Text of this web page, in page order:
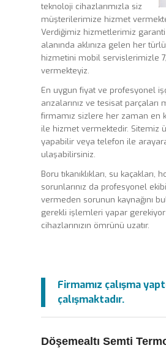
teknoloji cihazlarımızla siz
müşterilerimize hizmet
Verdiğimiz hizmetlerimiz
alanında aklınıza gelen her
hizmetini mobil servislerimizle
vermekteyiz.
En uygun fiyat ve profesyonel
arızalarınız ve tesisat
firmamız sizlere her zaman en
ile hizmet vermektedir. Sitemiz
yapabilir veya telefon ile
ulaşabilirsiniz.
Boru tıkanıklıkları, su kaçakları,
sorunlarınız da profesyonel
vermeden sorunun kaynağını
gerekli işlemleri yapar
cihazlarınızın ömrünü uzatır.
Firmamız çalışma
çalışmaktadır.
Döşemealtı Semti